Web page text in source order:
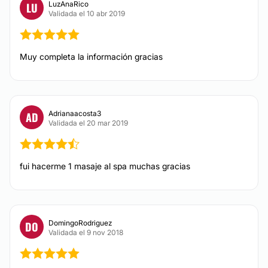
DERMATOLOGÍA
Carcinoma Basocelular
TRATAMIENTOS DE BELLEZA
Tratamientos faciales
Drenaje linfático
LU
LuzAnaRico
Validada el 10 abr 2019
Muy completa la información gracias
AD
Adrianaacosta3
Validada el 20 mar 2019
fui hacerme 1 masaje al spa muchas gracias
DO
DomingoRodriguez
Validada el 9 nov 2018